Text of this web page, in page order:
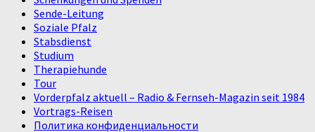
Sende-Leitung
Soziale Pfalz
Stabsdienst
Studium
Therapiehunde
Tour
Vorderpfalz aktuell – Radio & Fernseh-Magazin seit 1984
Vortrags-Reisen
Политика конфиденциальности